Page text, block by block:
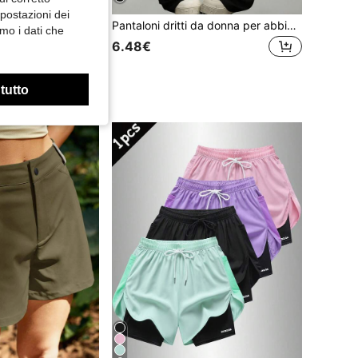
orlo con risvolto e cerniera, pantaloni lunghi per sport all'aperto
Alto livello di fidelizzazione dei clienti
Pantaloni dritti da donna per abbigliamento sportivo alla moda, adatti per corsa, allenamento, palestra, viaggi all'aperto, strada principale, traspiranti, neri, per tutte le stagioni
6.48€
dei
i dati che